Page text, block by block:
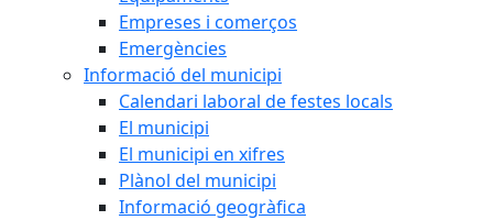
Empreses i comerços
Emergències
Informació del municipi
Calendari laboral de festes locals
El municipi
El municipi en xifres
Plànol del municipi
Informació geogràfica